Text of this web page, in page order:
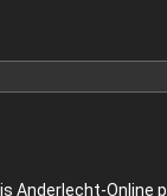
Anderlecht-Online